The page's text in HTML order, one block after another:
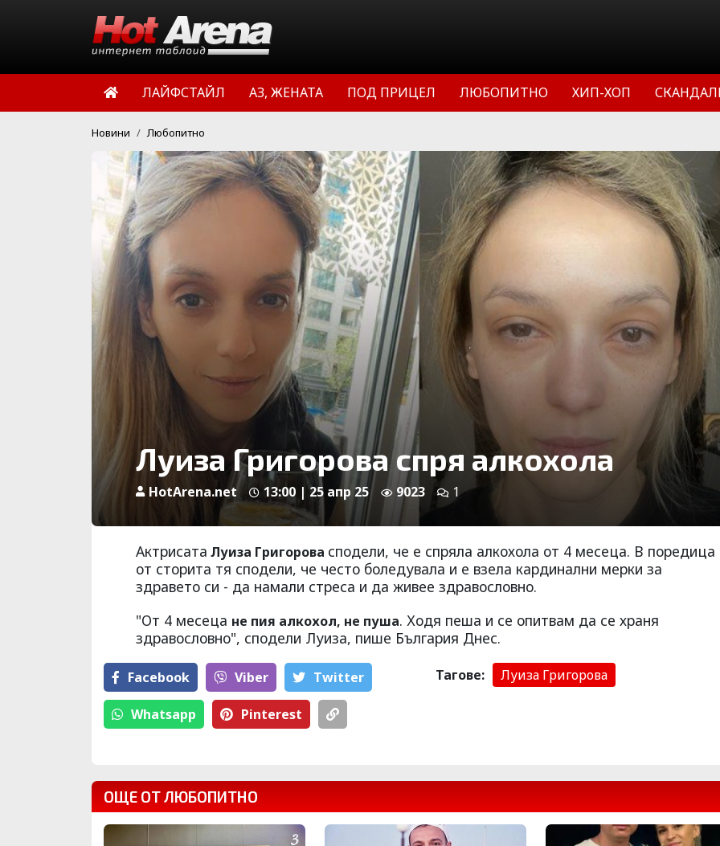
ЛАЙФСТАЙЛ АЗ, ЖЕНАТА ПОД ПРИЦЕЛ ЛЮБОПИТНО ХИП-ХОП
Новини Любопитно
Луиза Григорова спря алкохола
HotArena.net 13:00 | 25 апр 25 9023 1
Актрисата Луиза Григорова сподели, че е спряла алкохола от 4 месеца. В поредица
от сторита тя сподели, че често боледувала и е взела кардинални мерки за
здравето си - да намали стреса и да живее здравословно.
"От 4 месеца не пия алкохол, не пуша. Ходя пеша и се опитвам да се храня
здравословно", сподели Луиза, пише България Днес.
Facebook Viber Тwitter
Whatsapp Pinterest
Тагове: Луиза Григорова
ОЩЕ ОТ ЛЮБОПИТНО